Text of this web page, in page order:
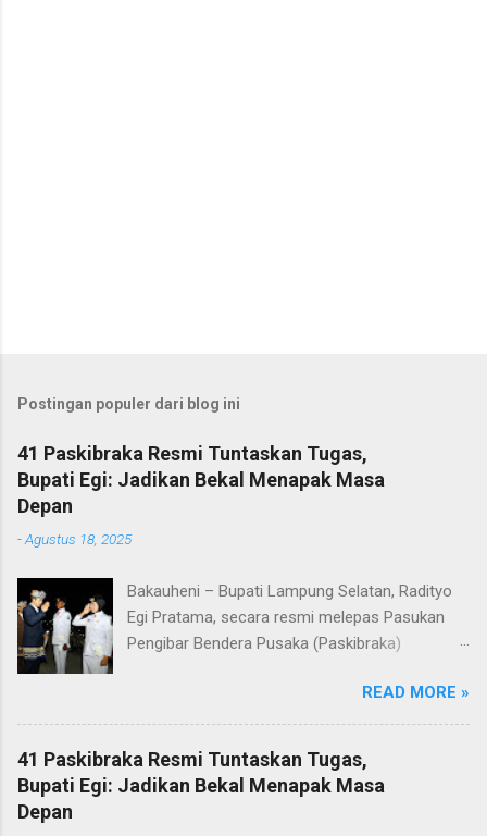
Postingan populer dari blog ini
41 Paskibraka Resmi Tuntaskan Tugas,
Bupati Egi: Jadikan Bekal Menapak Masa
Depan
-Agustus 18, 2025
Bakauheni – Bupati Lampung Selatan, Radityo
Egi Pratama, secara resmi melepas Pasukan
Pengibar Bendera Pusaka (Paskibraka)
Pelepasan dilakukan usai upacara penurunan
bendera di Lapangan Menara Siger, Bakauheni,
Minggu malam (17/8/2025). Sebanyak 41
anggota Paskibraka yang sebelumnya sukses
mengibarkan Sang Saka Merah Putih pada
READ MORE »
41 Paskibraka Resmi Tuntaskan Tugas,
Bupati Egi: Jadikan Bekal Menapak Masa
Depan